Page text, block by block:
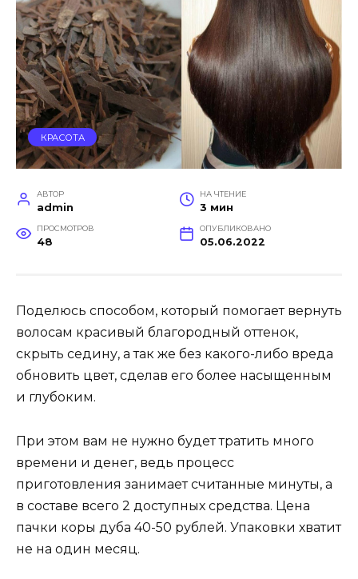
КРАСОТА
АВТОР
admin
НА ЧТЕНИЕ
3 мин
ПРОСМОТРОВ
48
ОПУБЛИКОВАНО
05.06.2022
Поделюсь способом, который помогает вернуть
волосам красивый благородный оттенок,
скрыть седину, а так же без какого-либо вреда
обновить цвет, сделав его более насыщенным
и глубоким.
При этом вам не нужно будет тратить много
времени и денег, ведь процесс
приготовления занимает считанные минуты, а
в составе всего 2 доступных средства. Цена
пачки коры дуба 40-50 рублей. Упаковки хватит
не на один месяц.